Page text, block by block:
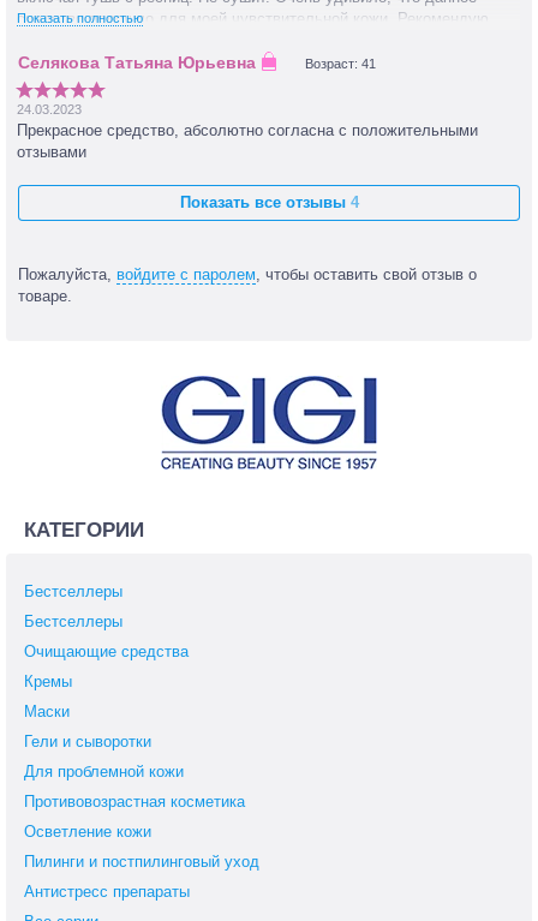
средство подошло для моей чувствительной кожи. Рекомендую.
Показать полностью
Возраст: 41
24.03.2023
Прекрасное средство, абсолютно согласна с положительными
отзывами
Показать все отзывы 4
Пожалуйста, войдите с паролем, чтобы оставить свой отзыв о
товаре.
КАТЕГОРИИ
Бестселлеры
Бестселлеры
Очищающие средства
Кремы
Маски
Гели и сыворотки
Для проблемной кожи
Противовозрастная косметика
Осветление кожи
Пилинги и постпилинговый уход
Антистресс препараты